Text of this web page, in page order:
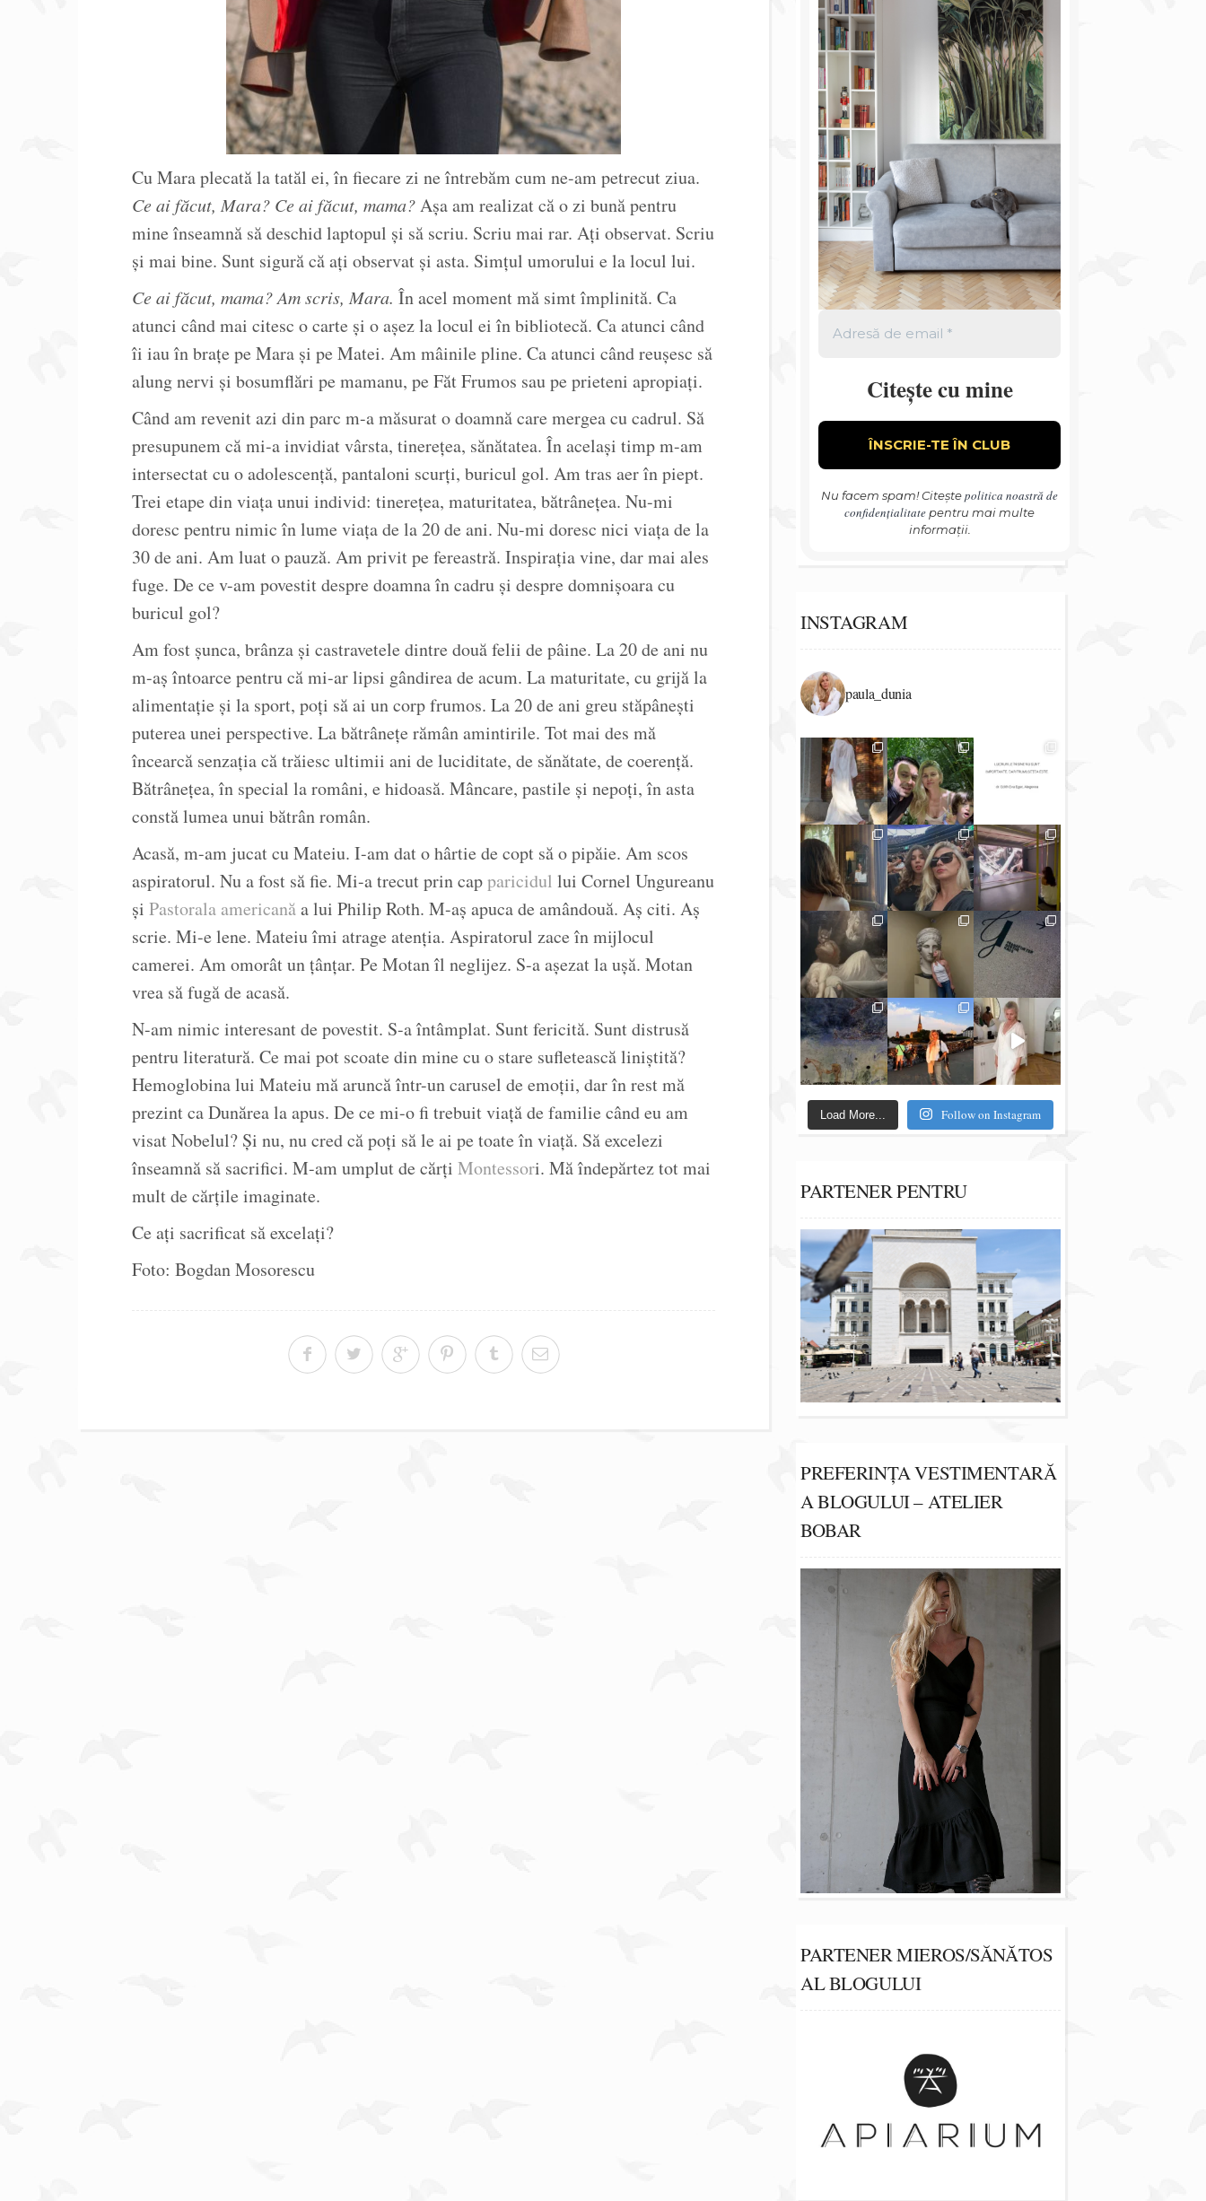
Cu Mara plecată la tatăl ei, în fiecare zi ne întrebăm cum ne-am petrecut ziua.
Ce ai făcut, Mara? Ce ai făcut, mama?Așa am realizat că o zi bună pentru
mine înseamnă să deschid laptopul și să scriu. Scriu mai rar. Ați observat. Scriu
și mai bine. Sunt sigură că ați observat și asta. Simțul umorului e la locul lui.
Ce ai făcut, mama? Am scris, Mara. În acel moment mă simt împlinită. Ca
atunci când mai citesc o carte și o așez la locul ei în bibliotecă. Ca atunci când
îi iau în brațe pe Mara și pe Matei. Am mâinile pline. Ca atunci când reușesc să
alung nervi și bosumflări pe mamanu, pe Făt Frumos sau pe prieteni apropiați.
Când am revenit azi din parc m-a măsurat o doamnă care mergea cu cadrul. Să
presupunem că mi-a invidiat vârsta, tinerețea, sănătatea. În același timp m-am
intersectat cu o adolescență, pantaloni scurți, buricul gol. Am tras aer în piept.
Trei etape din viața unui individ: tinerețea, maturitatea, bătrânețea. Nu-mi
doresc pentru nimic în lume viața de la 20 de ani. Nu-mi doresc nici viața de la
30 de ani. Am luat o pauză. Am privit pe fereastră. Inspirația vine, dar mai ales
fuge. De ce v-am povestit despre doamna în cadru și despre domnișoara cu
buricul gol?
Am fost șunca, brânza și castravetele dintre două felii de pâine. La 20 de ani nu
m-aș întoarce pentru că mi-ar lipsi gândirea de acum. La maturitate, cu grijă la
alimentație și la sport, poți să ai un corp frumos. La 20 de ani greu stăpânești
puterea unei perspective. La bătrânețe rămân amintirile. Tot mai des mă
încearcă senzația că trăiesc ultimii ani de luciditate, de sănătate, de coerență.
Bătrânețea, în special la români, e hidoasă. Mâncare, pastile și nepoți, în asta
constă lumea unui bătrân român.
Acasă, m-am jucat cu Mateiu. I-am dat o hârtie de copt să o pipăie. Am scos
aspiratorul. Nu a fost să fie. Mi-a trecut prin capparicidul lui Cornel Ungureanu
și Pastorala americanăa lui Philip Roth. M-aș apuca de amândouă. Aș citi. Aș
scrie. Mi-e lene. Mateiu îmi atrage atenția. Aspiratorul zace în mijlocul
camerei. Am omorât un țânțar. Pe Motan îl neglijez. S-a așezat la ușă. Motan
vrea să fugă de acasă.
N-am nimic interesant de povestit. S-a întâmplat. Sunt fericită. Sunt distrusă
pentru literatură. Ce mai pot scoate din mine cu o stare sufletească liniștită?
Hemoglobina lui Mateiu mă aruncă într-un carusel de emoții, dar în rest mă
prezint ca Dunărea la apus. De ce mi-o fi trebuit viață de familie când eu am
visat Nobelul? Și nu, nu cred că poți să le ai pe toate în viață. Să excelezi
înseamnă să sacrifici. M-am umplut de cărți Montessori. Mă îndepărtez tot mai
mult de cărțile imaginate.
Ce ați sacrificat să excelați?
Foto: Bogdan Mosorescu
Citește cu mine
Nu facem spam! Citeștepolitica noastră de
confidențialitate pentru mai multe
informații.
INSTAGRAM
paula_dunia
Load More... Follow on Instagram
PARTENER PENTRU
PREFERINȚA VESTIMENTARĂ
A BLOGULUI – ATELIER
BOBAR
PARTENER MIEROS/SĂNĂTOS
AL BLOGULUI